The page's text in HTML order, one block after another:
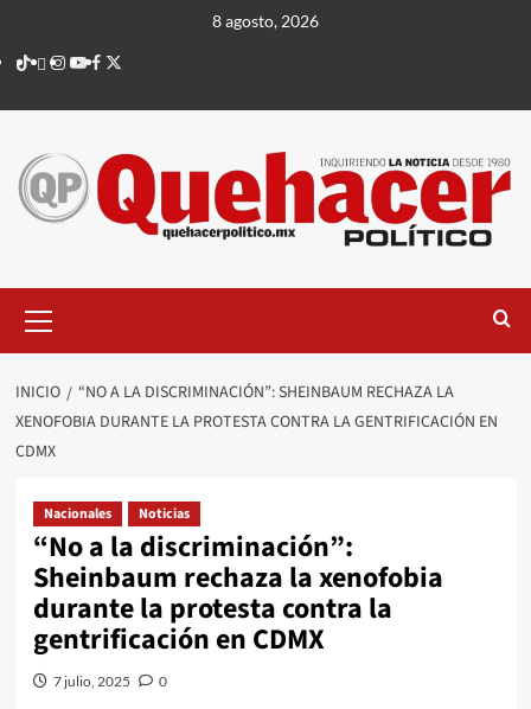
contenido
8 agosto, 2026
TikTok
threads
Instagram
Youtube
Facebook
X
principal
INICIO
“NO A LA DISCRIMINACIÓN”: SHEINBAUM RECHAZA LA
XENOFOBIA DURANTE LA PROTESTA CONTRA LA GENTRIFICACIÓN EN
CDMX
Nacionales Noticias
“No a la discriminación”:
Sheinbaum rechaza la xenofobia
durante la protesta contra la
gentrificación en CDMX
7 julio, 2025 0